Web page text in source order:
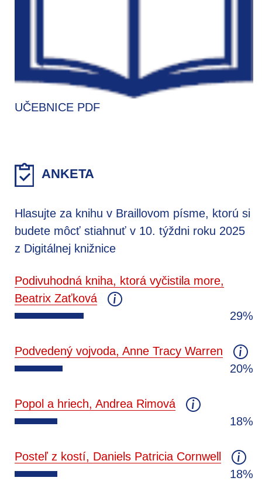
UČEBNICE PDF
ANKETA
Hlasujte za knihu v Braillovom písme, ktorú si
budete môcť stiahnuť v 10. týždni roku 2025
z Digitálnej knižnice
Podivuhodná kniha, ktorá vyčistila more,
Beatrix Zaťková
29%
Podvedený vojvoda, Anne Tracy Warren
20%
Popol a hriech, Andrea Rimová
18%
Posteľ z kostí, Daniels Patricia Cornwell
18%